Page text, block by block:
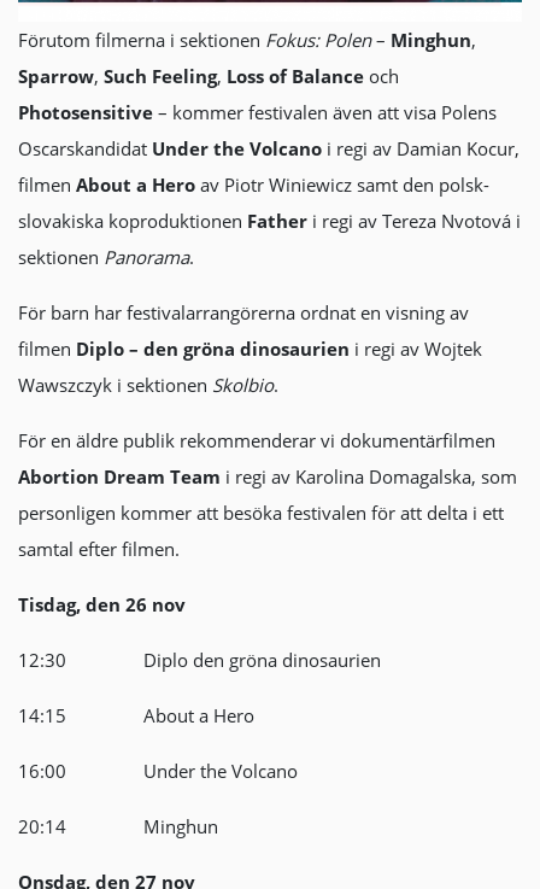
Förutom filmerna i sektionen Fokus: Polen– Minghun,
Sparrow, Such Feeling, Loss of Balance och
Photosensitive – kommer festivalen även att visa Polens
Oscarskandidat Under the Volcano i regi av Damian Kocur,
filmen About a Hero av Piotr Winiewicz samt den polsk-
slovakiska koproduktionen Father i regi av Tereza Nvotová i
sektionen Panorama.
För barn har festivalarrangörerna ordnat en visning av
filmen Diplo – den gröna dinosaurien i regi av Wojtek
Wawszczyk i sektionen Skolbio.
För en äldre publik rekommenderar vi dokumentärfilmen
Abortion Dream Team i regi av Karolina Domagalska, som
personligen kommer att besöka festivalen för att delta i ett
samtal efter filmen.
Tisdag, den 26 nov
12:30 Diplo den gröna dinosaurien
14:15 About a Hero
16:00 Under the Volcano
20:14 Minghun
Onsdag, den 27 nov